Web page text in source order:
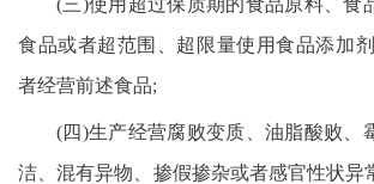
(三)使用超过保质期的食品原料、食
食品或者超范围、超限量使用食品添加
者经营前述食品;
(四)生产经营腐败变质、油脂酸败、
洁、混有异物、掺假掺杂或者感官性状异